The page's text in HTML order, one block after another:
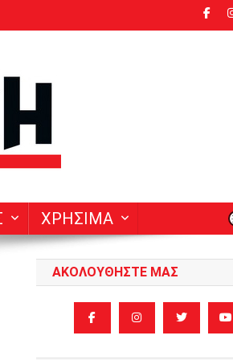
ΧΡΗΣΙΜΑ
ΑΚΟΛΟΥΘΗΣΤΕ ΜΑΣ